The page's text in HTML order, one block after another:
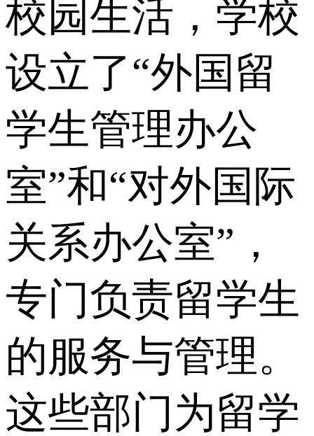
校园生活，学校
设立了“外国留
学生管理办公
室”和“对外国际
关系办公室”，
专门负责留学生
的服务与管理。
这些部门为留学